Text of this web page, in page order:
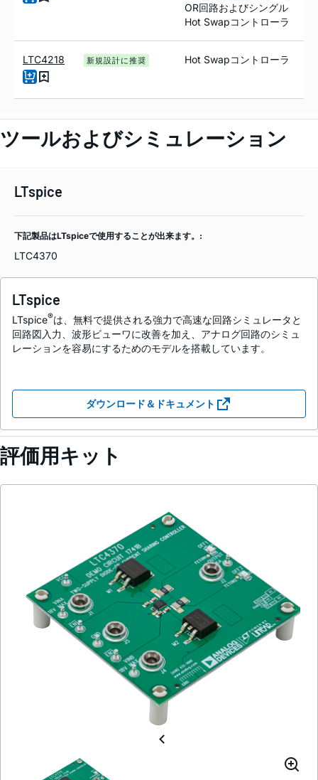
OR回路およびシングル
Hot Swapコントローラ
LTC4218 新規設計に推奨 Hot Swapコントローラ
ツールおよびシミュレーション
LTspice
下記製品はLTspiceで使用することが出来ます。:
LTC4370
LTspice
LTspice®は、無料で提供される強力で高速な回路シミュレータと
回路図入力、波形ビューワに改善を加え、アナログ回路のシミュ
レーションを容易にするためのモデルを搭載しています。
ダウンロード＆ドキュメント
評価用キット